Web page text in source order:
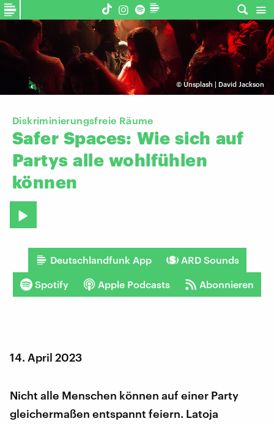
© Unsplash | David Jackson
Diskriminierungsfreie Räume
Safer Spaces: Wie sich auf
Partys alle wohlfühlen
können
Deutschlandfunk App ARD Sounds
Spotify Apple Podcasts Abonnieren
14. April 2023
Nicht alle Menschen können auf einer Party
gleichermaßen entspannt feiern. Latoja